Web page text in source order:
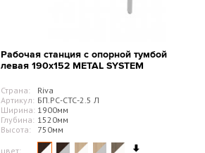
Рабочая станция с опорной тумбой
левая 190х152 METAL SYSTEM
Страна:
Riva
Артикул: БП.РС-СТС-2.5 Л
Ширина: 1900мм
Глубина: 1520мм
Высота:
750мм
цвет: